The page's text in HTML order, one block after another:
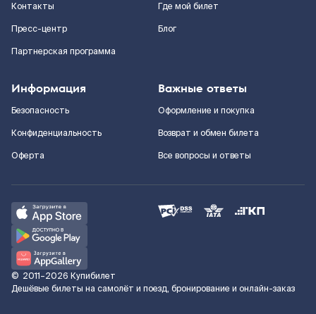
Контакты
Пресс-центр
Партнерская программа
Где мой билет
Блог
Информация
Безопасность
Конфиденциальность
Оферта
Важные ответы
Оформление и покупка
Возврат и обмен билета
Все вопросы и ответы
© 2011–2026 Купибилет
Дешёвые билеты на самолёт и поезд, бронирование и онлайн-заказ